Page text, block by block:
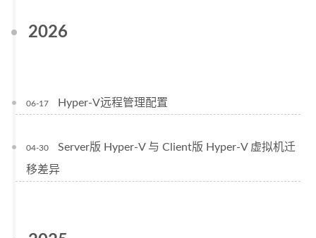
2026
06-17 Hyper-V远程管理配置
04-30
Server版 Hyper-V 与 Client版 Hyper-V 虚拟机迁
移差异